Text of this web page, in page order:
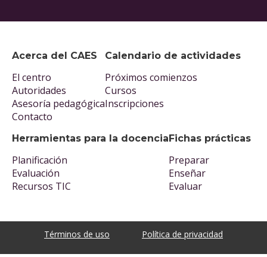
Acerca del CAES
El centro
Autoridades
Asesoría pedagógica
Contacto
Calendario de actividades
Próximos comienzos
Cursos
Inscripciones
Herramientas para la docencia
Planificación
Evaluación
Recursos TIC
Fichas prácticas
Preparar
Enseñar
Evaluar
Términos de uso Política de privacidad